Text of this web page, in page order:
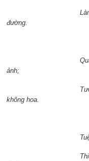
Làm điều lành
đường.
Quá khứ đã qua,
ảnh;
Tương lai chưa
không hoa.
Tuệ trí rạng
Thiền tâm sáng